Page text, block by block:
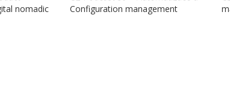
nomadic
Configuration management